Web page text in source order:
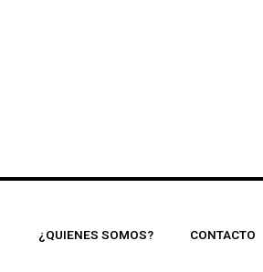
¿QUIENES SOMOS? CONTACTO